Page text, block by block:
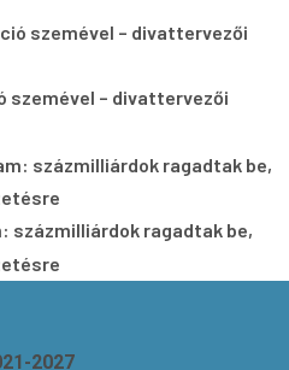
szemével – divattervezői
százmilliárdok ragadtak be,
2027